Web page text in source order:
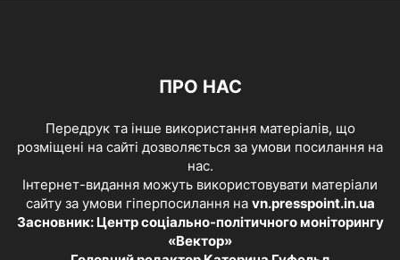
ПРО НАС
Передрук та інше використання матеріалів, що
розміщені на сайті дозволяється за умови посилання на
нас.
Інтернет-видання можуть використовувати матеріали
сайту за умови гіперпосилання на vn.presspoint.in.ua
Засновник: Центр соціально-політичного моніторингу
«Вектор»